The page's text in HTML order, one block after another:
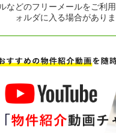
などのフリーメールをご利
ォルダに入る場合がありま